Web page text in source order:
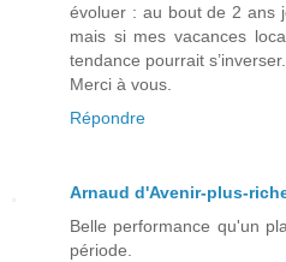
évoluer : au bout de 2 ans
mais si mes vacances
tendance pourrait s’inverser.
Merci à vous.
Répondre
Arnaud d'Avenir-plus-
Belle performance qu'un
période.